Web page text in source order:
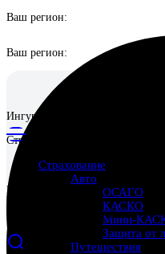
Ваш регион:
Ваш регион:
Ингуро
Страховой маркетплейс
Страхование
Авто
ОСАГО
КАСКО
Мини-
Защита от
Путешествия
Ингуро
Страховой маркетплейс